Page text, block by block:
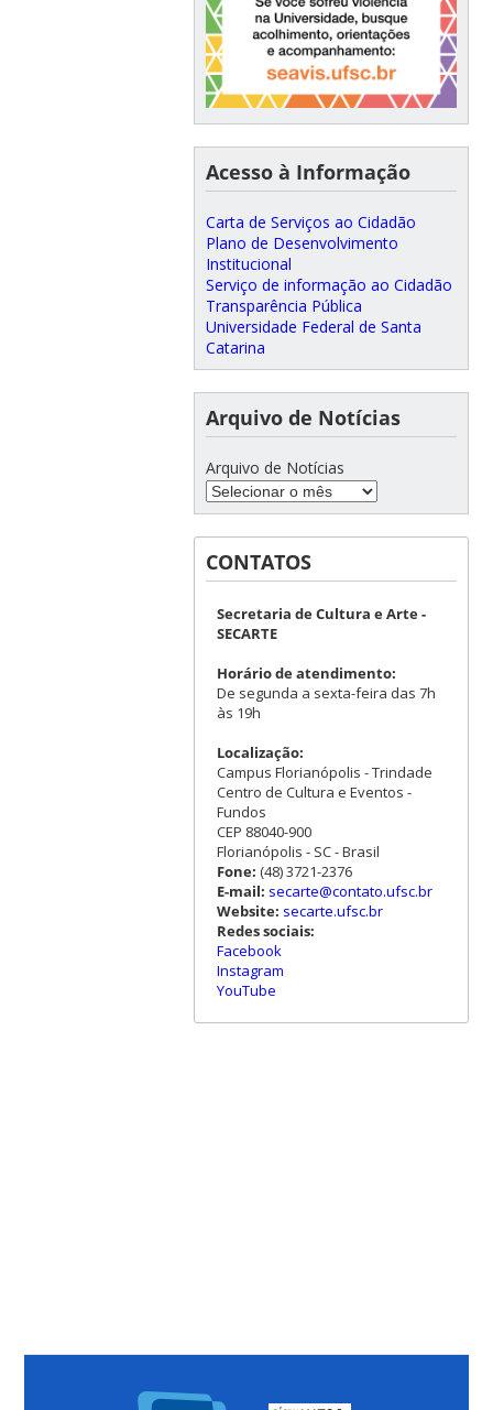
Acesso à Informação
Carta de Serviços ao Cidadão
Plano de Desenvolvimento
Institucional
Serviço de informação ao Cidadão
Transparência Pública
Universidade Federal de Santa
Catarina
Arquivo de Notícias
Arquivo de Notícias
CONTATOS
Secretaria de Cultura e Arte -
SECARTE
Horário de atendimento:
De segunda a sexta-feira das 7h
às 19h
Localização:
Campus Florianópolis - Trindade
Centro de Cultura e Eventos -
Fundos
CEP 88040-900
Florianópolis - SC - Brasil
Fone: (48) 3721-2376
E-mail: secarte@contato.ufsc.br
Website: secarte.ufsc.br
Redes sociais:
Facebook
Instagram
YouTube